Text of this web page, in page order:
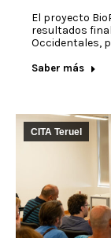
El proyecto
resultados
Occidentales,
Saber más
CITA Teruel